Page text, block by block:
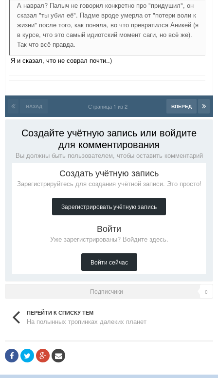
А наврал? Палыч не говорил конкретно про "придушил", он
сказал "ты убил её". Падме вроде умерла от "потери воли к
жизни" после того, как поняла, во что превратился Аникей (я
в курсе, что это самый идиотский момент саги, но всё же).
Так что всё правда.
Я и сказал, что не соврал почти..)
НАЗАД ВПЕРЁД
Страница 1 из 2
Создайте учётную запись или войдите
для комментирования
Вы должны быть пользователем, чтобы оставить комментарий
Создать учётную запись
Зарегистрируйтесь для создания учётной записи. Это просто!
Зарегистрировать учётную запись
Войти
Уже зарегистрированы? Войдите здесь.
Войти сейчас
Подписчики 0
ПЕРЕЙТИ К СПИСКУ ТЕМ
На полынных тропинках далеких планет